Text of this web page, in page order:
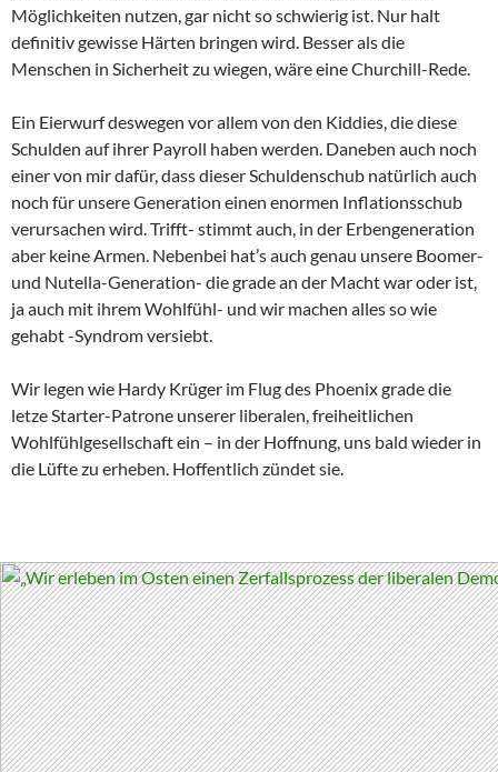
Möglichkeiten nutzen, gar nicht so schwierig ist. Nur halt
definitiv gewisse Härten bringen wird. Besser als die
Menschen in Sicherheit zu wiegen, wäre eine Churchill-Rede.
Ein Eierwurf deswegen vor allem von den Kiddies, die diese
Schulden auf ihrer Payroll haben werden. Daneben auch noch
einer von mir dafür, dass dieser Schuldenschub natürlich auch
noch für unsere Generation einen enormen Inflationsschub
verursachen wird. Trifft- stimmt auch, in der Erbengeneration
aber keine Armen. Nebenbei hat’s auch genau unsere Boomer-
und Nutella-Generation- die grade an der Macht war oder ist,
ja auch mit ihrem Wohlfühl- und wir machen alles so wie
gehabt -Syndrom versiebt.
Wir legen wie Hardy Krüger im Flug des Phoenix grade die
letze Starter-Patrone unserer liberalen, freiheitlichen
Wohlfühlgesellschaft ein – in der Hoffnung, uns bald wieder in
die Lüfte zu erheben. Hoffentlich zündet sie.